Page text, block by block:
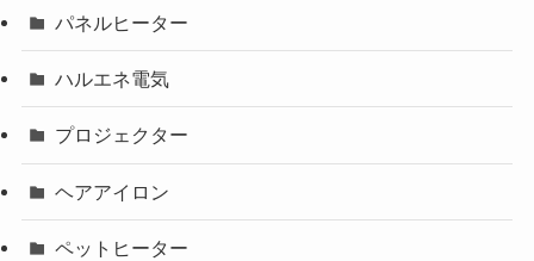
パネルヒーター
ハルエネ電気
プロジェクター
ヘアアイロン
ペットヒーター